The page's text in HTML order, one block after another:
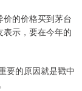
的价格买到茅台
示，要在今年的
要的原因就是戳中